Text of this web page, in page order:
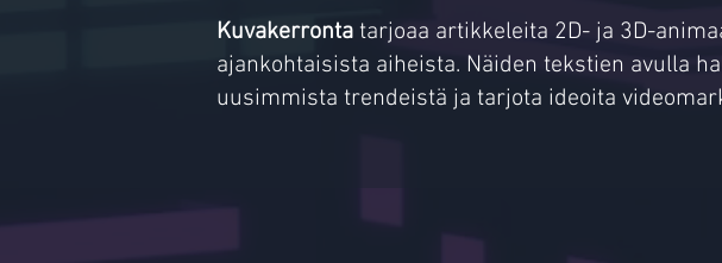
Kuvakerronta tarjoaa artikkeleita 2D- ja 3D-
ajankohtaisista aiheista. Näiden tekstien avulla
uusimmista trendeistä ja tarjota ideoita